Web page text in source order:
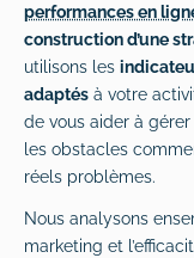
performances en
construction d’une
utilisons les
adaptés à votre
de vous aider à
les obstacles
réels problèmes.
Nous analysons
marketing et